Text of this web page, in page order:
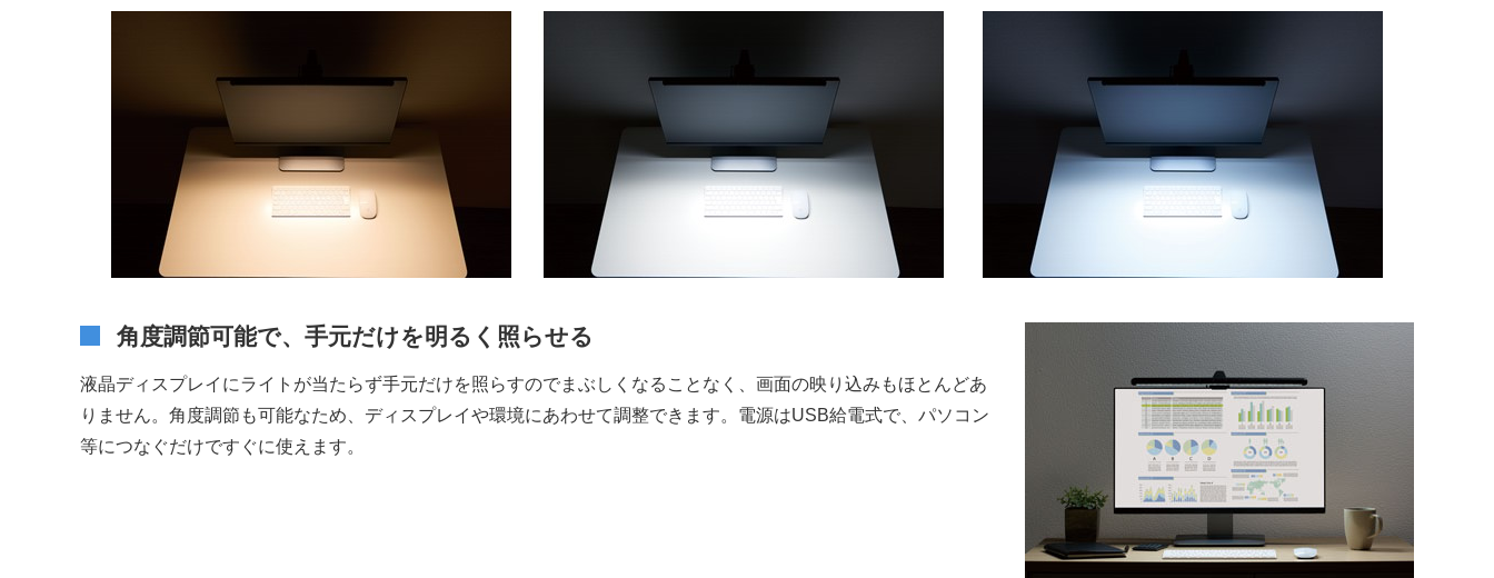
角度調節可能で、手元だけを明るく照らせる
液晶ディスプレイにライトが当たらず手元だけを照らすのでまぶしくなることなく、画面の映り込みもほとんどあ
りません。角度調節も可能なため、ディスプレイや環境にあわせて調整できます。電源はUSB給電式で、パソコン
等につなぐだけですぐに使えます。